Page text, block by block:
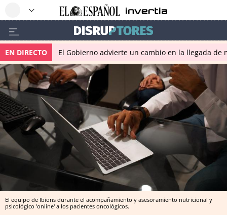
EN DIRECTO El Gobierno advierte un cambio en la llegada
El equipo de Ibions durante el acompañamiento y asesoramiento nutricional y
psicológico 'online' a los pacientes oncológicos.